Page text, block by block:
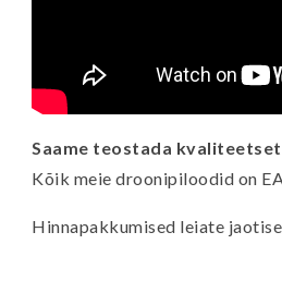
Saame teostada
Kõik meie droonipiloodid on
Hinnapakkumised leiate